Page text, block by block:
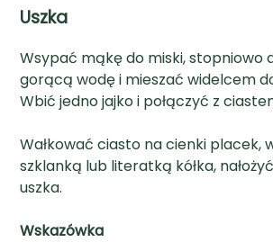
Uszka
Wsypać mąkę do miski, stopniowo
gorącą wodę i mieszać widelcem
Wbić jedno jajko i połączyć z
Wałkować ciasto na cienki placek,
szklanką lub literatką kółka,
uszka.
Wskazówka